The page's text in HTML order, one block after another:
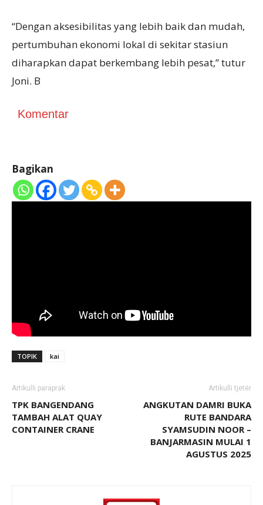
“Dengan aksesibilitas yang lebih baik dan mudah,
pertumbuhan ekonomi lokal di sekitar stasiun
diharapkan dapat berkembang lebih pesat,” tutur
Joni. B
Komentar
Bagikan
TOPIK kai
Artikulli paraprak
TPK BANGENDANG
TAMBAH ALAT QUAY
CONTAINER CRANE
Artikulli tjetër
ANGKUTAN DAMRI BUKA
RUTE BANDARA
SYAMSUDIN NOOR –
BANJARMASIN MULAI 1
AGUSTUS 2025